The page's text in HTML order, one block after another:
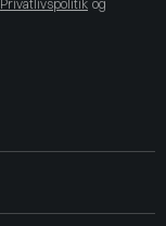
Privatlivspolitik og